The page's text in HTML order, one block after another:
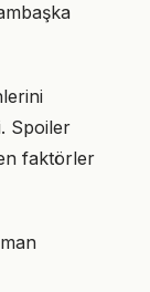
Spoiler
faktörler